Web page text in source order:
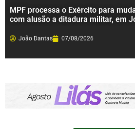
MPF processa o Exército para
com alusão a ditadura militar, em
João Dantas 07/08/2026